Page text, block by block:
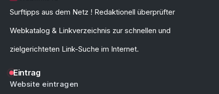
Surftipps aus dem Netz ! Redaktionell überprüfter
Webkatalog & Linkverzeichnis zur schnellen und
zielgerichteten Link-Suche im Internet.
Eintrag
Website eintragen